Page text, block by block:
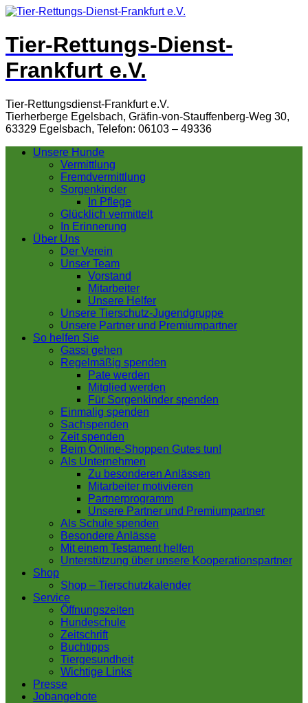
Tier-Rettungs-Dienst-
Frankfurt e.V.
Tier-Rettungsdienst-Frankfurt e.V.
Tierherberge Egelsbach, Gräfin-von-Stauffenberg-Weg 30,
63329 Egelsbach, Telefon: 06103 – 49336
Unsere Hunde
Vermittlung
Fremdvermittlung
Sorgenkinder
In Pflege
Glücklich vermittelt
In Erinnerung
Über Uns
Der Verein
Unser Team
Vorstand
Mitarbeiter
Unsere Helfer
Unsere Tierschutz-Jugendgruppe
Unsere Partner und Premiumpartner
So helfen Sie
Gassi gehen
Regelmäßig spenden
Pate werden
Mitglied werden
Für Sorgenkinder spenden
Einmalig spenden
Sachspenden
Zeit spenden
Beim Online-Shoppen Gutes tun!
Als Unternehmen
Zu besonderen Anlässen
Mitarbeiter motivieren
Partnerprogramm
Unsere Partner und Premiumpartner
Als Schule spenden
Besondere Anlässe
Mit einem Testament helfen
Unterstützung über unsere Kooperationspartner
Shop
Shop – Tierschutzkalender
Service
Öffnungszeiten
Hundeschule
Zeitschrift
Buchtipps
Tiergesundheit
Wichtige Links
Presse
Jobangebote